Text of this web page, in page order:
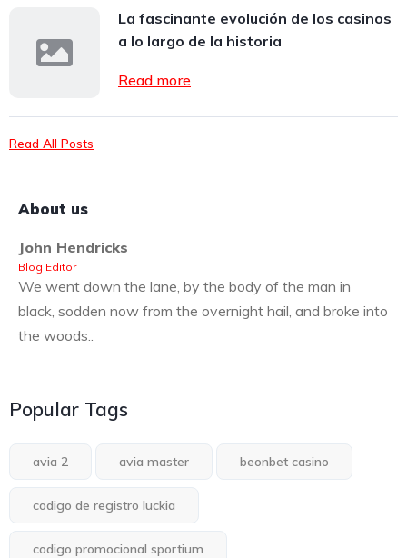
La fascinante evolución de los casinos
a lo largo de la historia
Read more
Read All Posts
About us
John Hendricks
Blog Editor
We went down the lane, by the body of the man in
black, sodden now from the overnight hail, and broke into
the woods..
Popular Tags
avia 2 avia master beonbet casino
codigo de registro luckia
codigo promocional sportium